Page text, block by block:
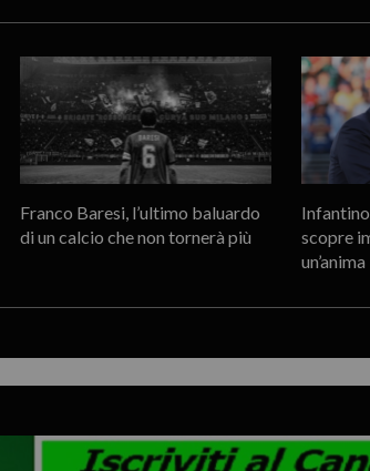
Franco Baresi, l’ultimo baluardo
di un calcio che non tornerà più
scopre
un’anima